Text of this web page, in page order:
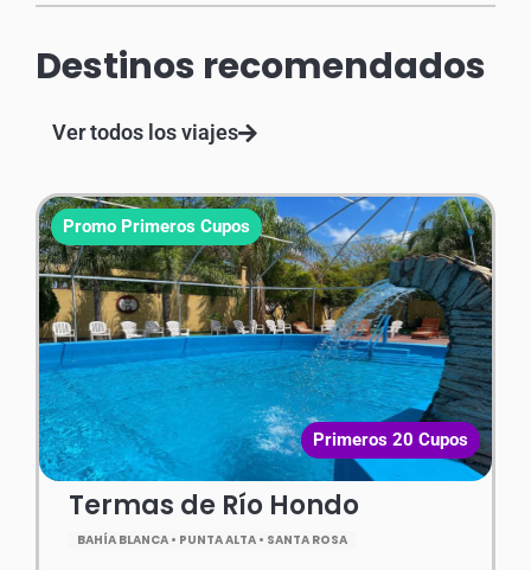
Destinos recomendados
Ver todos los viajes
Termas de Río Hondo
BAHÍA BLANCA • PUNTA ALTA • SANTA ROSA
Promo Primeros Cupos
Primeros 20 Cupos